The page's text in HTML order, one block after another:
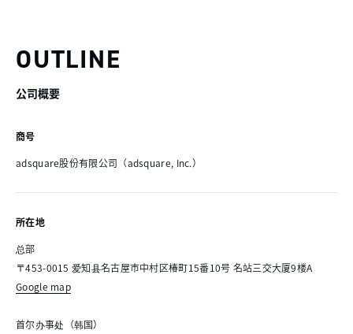
OUTLINE
公司概要
商号
adsquare股份有限公司（adsquare, Inc.）
所在地
总部
〒453-0015 爱知县名古屋市中村区椿町15番10号 名站三交大厦9楼A
Google map
首尔办事处（韩国）